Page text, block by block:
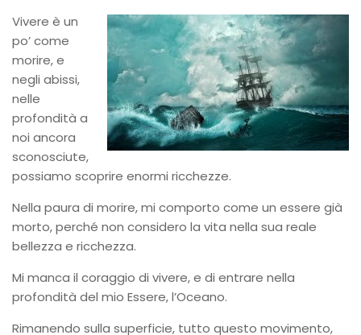
Vivere è un
po’ come
morire, e
negli abissi,
nelle
profondità a
noi ancora
sconosciute,
possiamo scoprire enormi ricchezze.
Nella paura di morire, mi comporto come un essere già
morto, perché non considero la vita nella sua reale
bellezza e ricchezza.
Mi manca il coraggio di vivere, e di entrare nella
profondità del mio Essere, l’Oceano.
Rimanendo sulla superficie, tutto questo movimento,